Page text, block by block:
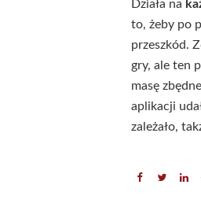
Działa na
to, żeby po
przeszkód.
gry, ale ten
masę
aplikacji
zależało,